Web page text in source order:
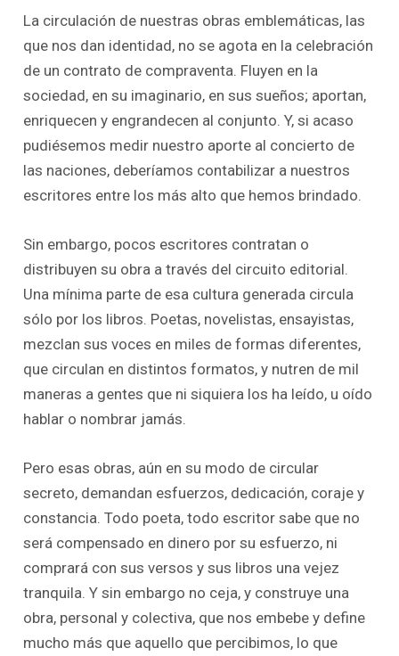
La circulación de nuestras obras emblemáticas, las
que nos dan identidad, no se agota en la celebración
de un contrato de compraventa. Fluyen en la
sociedad, en su imaginario, en sus sueños; aportan,
enriquecen y engrandecen al conjunto. Y, si acaso
pudiésemos medir nuestro aporte al concierto de
las naciones, deberíamos contabilizar a nuestros
escritores entre los más alto que hemos brindado.
Sin embargo, pocos escritores contratan o
distribuyen su obra a través del circuito editorial.
Una mínima parte de esa cultura generada circula
sólo por los libros. Poetas, novelistas, ensayistas,
mezclan sus voces en miles de formas diferentes,
que circulan en distintos formatos, y nutren de mil
maneras a gentes que ni siquiera los ha leído, u oído
hablar o nombrar jamás.
Pero esas obras, aún en su modo de circular
secreto, demandan esfuerzos, dedicación, coraje y
constancia. Todo poeta, todo escritor sabe que no
será compensado en dinero por su esfuerzo, ni
comprará con sus versos y sus libros una vejez
tranquila. Y sin embargo no ceja, y construye una
obra, personal y colectiva, que nos embebe y define
mucho más que aquello que percibimos, lo que